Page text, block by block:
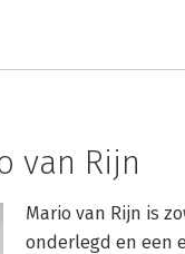
van Rijn
Mario van Rijn is
onderlegd en een